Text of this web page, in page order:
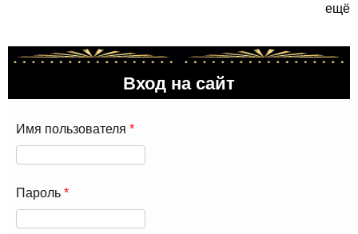
ещё
Вход на сайт
Имя пользователя *
Пароль *